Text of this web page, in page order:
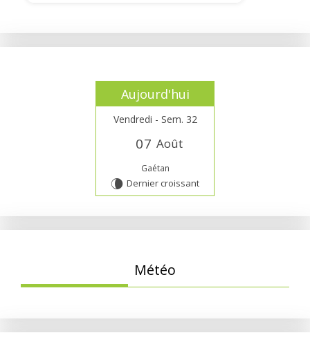
Aujourd'hui
Vendredi - Sem. 32
07 Août
Gaétan
V Dernier croissant
Météo